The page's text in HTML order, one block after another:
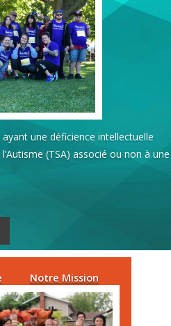
une déficience intellectuelle
(TSA) associé ou non à une
Notre Mission